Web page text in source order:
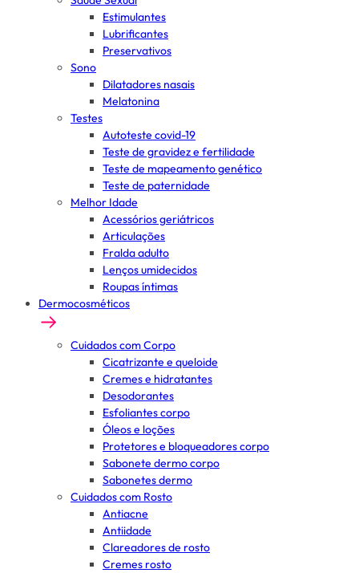
Estimulantes
Lubrificantes
Preservativos
Sono
Dilatadores nasais
Melatonina
Testes
Autoteste covid-19
Teste de gravidez e fertilidade
Teste de mapeamento genético
Teste de paternidade
Melhor Idade
Acessórios geriátricos
Articulações
Fralda adulto
Lenços umidecidos
Roupas íntimas
Dermocosméticos
Cuidados com Corpo
Cicatrizante e queloide
Cremes e hidratantes
Desodorantes
Esfoliantes corpo
Óleos e loções
Protetores e bloqueadores corpo
Sabonete dermo corpo
Sabonetes dermo
Cuidados com Rosto
Antiacne
Antiidade
Clareadores de rosto
Cremes rosto